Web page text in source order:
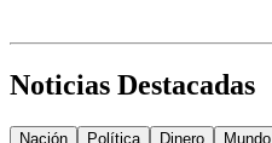
Noticias Destacadas
Nación Política Dinero Mundo